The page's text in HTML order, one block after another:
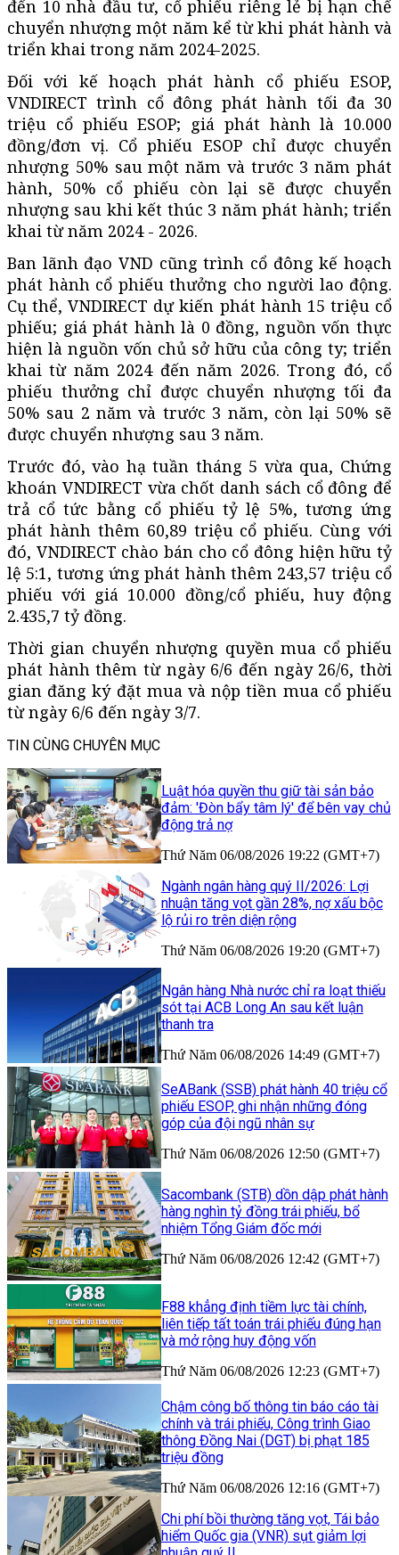
đến 10 nhà đầu tư, cổ phiếu riêng lẻ bị hạn chế
chuyển nhượng một năm kể từ khi phát hành và
triển khai trong năm 2024-2025.
Đối với kế hoạch phát hành cổ phiếu ESOP,
VNDIRECT trình cổ đông phát hành tối đa 30
triệu cổ phiếu ESOP; giá phát hành là 10.000
đồng/đơn vị. Cổ phiếu ESOP chỉ được chuyển
nhượng 50% sau một năm và trước 3 năm phát
hành, 50% cổ phiếu còn lại sẽ được chuyển
nhượng sau khi kết thúc 3 năm phát hành; triển
khai từ năm 2024 - 2026.
Ban lãnh đạo VND cũng trình cổ đông kế hoạch
phát hành cổ phiếu thưởng cho người lao động.
Cụ thể, VNDIRECT dự kiến phát hành 15 triệu cổ
phiếu; giá phát hành là 0 đồng, nguồn vốn thực
hiện là nguồn vốn chủ sở hữu của công ty; triển
khai từ năm 2024 đến năm 2026. Trong đó, cổ
phiếu thưởng chỉ được chuyển nhượng tối đa
50% sau 2 năm và trước 3 năm, còn lại 50% sẽ
được chuyển nhượng sau 3 năm.
Trước đó, vào hạ tuần tháng 5 vừa qua, Chứng
khoán VNDIRECT vừa chốt danh sách cổ đông để
trả cổ tức bằng cổ phiếu tỷ lệ 5%, tương ứng
phát hành thêm 60,89 triệu cổ phiếu. Cùng với
đó, VNDIRECT chào bán cho cổ đông hiện hữu tỷ
lệ 5:1, tương ứng phát hành thêm 243,57 triệu cổ
phiếu với giá 10.000 đồng/cổ phiếu, huy động
2.435,7 tỷ đồng.
Thời gian chuyển nhượng quyền mua cổ phiếu
phát hành thêm từ ngày 6/6 đến ngày 26/6, thời
gian đăng ký đặt mua và nộp tiền mua cổ phiếu
từ ngày 6/6 đến ngày 3/7.
TIN CÙNG CHUYÊN MỤC
Luật hóa quyền thu giữ tài sản bảo
đảm: 'Đòn bẩy tâm lý' để bên vay chủ
động trả nợ
Thứ Năm 06/08/2026 19:22 (GMT+7)
Ngành ngân hàng quý II/2026: Lợi
nhuận tăng vọt gần 28%, nợ xấu bộc
lộ rủi ro trên diện rộng
Thứ Năm 06/08/2026 19:20 (GMT+7)
Ngân hàng Nhà nước chỉ ra loạt thiếu
sót tại ACB Long An sau kết luận
thanh tra
Thứ Năm 06/08/2026 14:49 (GMT+7)
SeABank (SSB) phát hành 40 triệu cổ
phiếu ESOP, ghi nhận những đóng
góp của đội ngũ nhân sự
Thứ Năm 06/08/2026 12:50 (GMT+7)
Sacombank (STB) dồn dập phát hành
hàng nghìn tỷ đồng trái phiếu, bổ
nhiệm Tổng Giám đốc mới
Thứ Năm 06/08/2026 12:42 (GMT+7)
F88 khẳng định tiềm lực tài chính,
liên tiếp tất toán trái phiếu đúng hạn
và mở rộng huy động vốn
Thứ Năm 06/08/2026 12:23 (GMT+7)
Chậm công bố thông tin báo cáo tài
chính và trái phiếu, Công trình Giao
thông Đồng Nai (DGT) bị phạt 185
triệu đồng
Thứ Năm 06/08/2026 12:16 (GMT+7)
Chi phí bồi thường tăng vọt, Tái bảo
hiểm Quốc gia (VNR) sụt giảm lợi